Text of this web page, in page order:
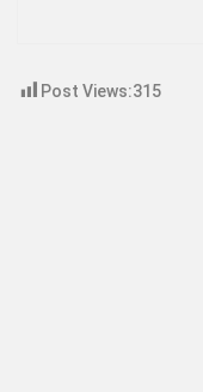
Post Views:315